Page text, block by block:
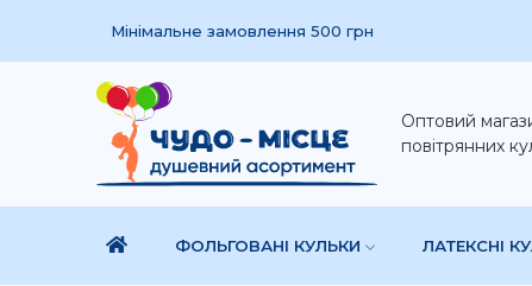
Мінімальне замовлення 500 грн
Оптовий
повітрянних
ФОЛЬГОВАНІ КУЛЬКИ ЛАТЕКСНІ